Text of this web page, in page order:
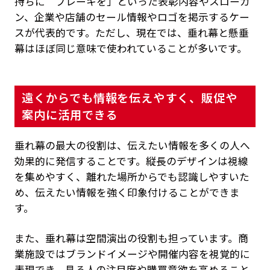
ン、企業や店舗のセール情報やロゴを掲示するケー
スが代表的です。ただし、現在では、垂れ幕と懸垂
幕はほぼ同じ意味で使われていることが多いです。
遠くからでも情報を伝えやすく、販促や
案内に活用できる
垂れ幕の最大の役割は、伝えたい情報を多くの人へ
効果的に発信することです。縦長のデザインは視線
を集めやすく、離れた場所からでも認識しやすいた
め、伝えたい情報を強く印象付けることができま
す。
また、垂れ幕は空間演出の役割も担っています。商
業施設ではブランドイメージや開催内容を視覚的に